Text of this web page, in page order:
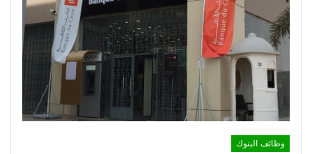
وظائف البنوك